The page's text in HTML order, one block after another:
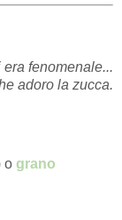
fenomenale...
adoro la zucca.
o grano